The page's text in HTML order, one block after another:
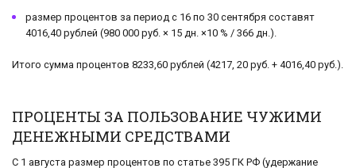
размер процентов за период с 16 по 30 сентября составят
4016,40 рублей (980 000 руб. × 15 дн. ×10 % / 366 дн.).
Итого сумма процентов 8233,60 рублей (4217, 20 руб. + 4016,40 руб.).
ПРОЦЕНТЫ ЗА ПОЛЬЗОВАНИЕ ЧУЖИМИ
ДЕНЕЖНЫМИ СРЕДСТВАМИ
С 1 августа размер процентов по статье 395 ГК РФ (удержание